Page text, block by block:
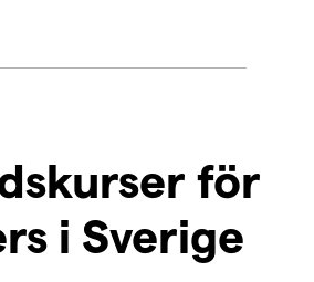
för
i Sverige